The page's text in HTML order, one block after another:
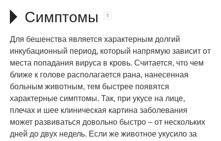
Симптомы
Для бешенства является характерным долгий
инкубационный период, который напрямую зависит от
места попадания вируса в кровь. Считается, что чем
ближе к голове располагается рана, нанесенная
больным животным, тем быстрее появятся
характерные симптомы. Так, при укусе на лице,
плечах и шее клиническая картина заболевания
может развиваться довольно быстро – от нескольких
дней до двух недель. Если же животное укусило за